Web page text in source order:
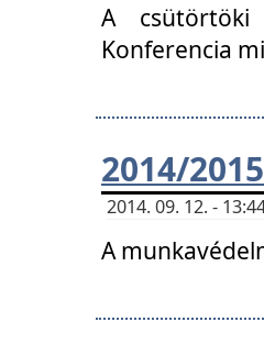
A csütörtöki
Konferencia
2014/
2014. 09. 12. -
A